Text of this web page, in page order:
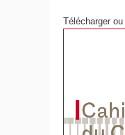
Télécharger